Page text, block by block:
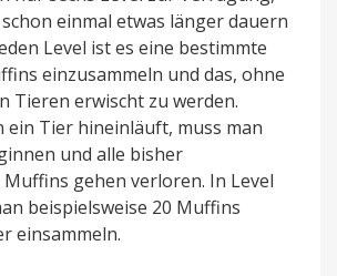
einmal etwas länger dauern
Level ist es eine bestimmte
einzusammeln und das, ohne
Tieren erwischt zu werden.
ein Tier hineinläuft, muss man
und alle bisher
gehen verloren. In Level
beispielsweise 20 Muffins
einsammeln.